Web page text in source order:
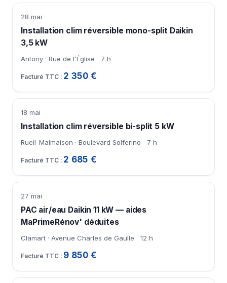
28 mai
Installation clim réversible mono-split Daikin
3,5 kW
Antony · Rue de l'Église 7 h
2 350 €
18 mai
Installation clim réversible bi-split 5 kW
Rueil-Malmaison · Boulevard Solferino 7 h
2 685 €
27 mai
PAC air/eau Daikin 11 kW — aides
MaPrimeRénov' déduites
Clamart · Avenue Charles de Gaulle 12 h
9 850 €